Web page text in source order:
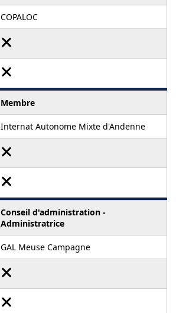
COPALOC
Membre
Internat Autonome Mixte d'Andenne
Conseil d'administration -
Administratrice
GAL Meuse Campagne